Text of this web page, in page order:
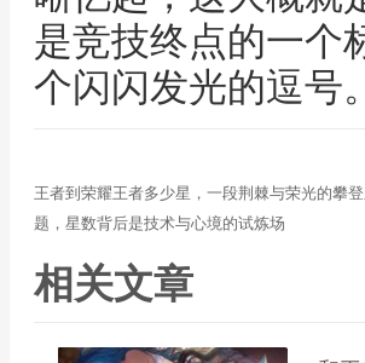
是竞技终点的一个
个闪闪发光的逗号。
王者到荣耀王者多少星，一段荆棘与荣光的攀
题，星数背后是技术与心境的试炼场
相关文章